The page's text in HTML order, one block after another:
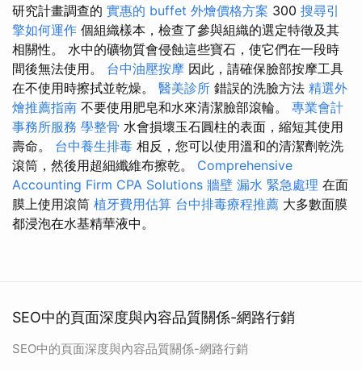
研究計畫調查的 實惠的 buffet 外燴價格方案 300 搜尋引
擎如何運作 個組織樣本，檢查了參與組織的選定特徵及其
相關性。 水中的礦物質會侵蝕這些寶石，使它們在一段時
間後無法使用。 台中油壓按摩 因此，請確保臉部按摩工具
在不使用時擦拭並乾燥。 醫美診所 錯誤的洗臉方法 精選外
燴推薦指南 不要使用肥皂和水來清潔臉部滾輪。 專業會計
事務所服務 學整骨 水會損壞玉石圓柱的表面，縮短其使用
壽命。 台中養生排毒 相反，您可以使用溫和的清潔劑乾洗
滾筒，然後用超細纖維布擦乾。 Comprehensive
Accounting Firm CPA Solutions 牆壁 漏水 緊急處理 在面
膜上使用滾筒 植牙費用估算 台中排毒療程推薦 大多數面膜
都浸泡在水基精華液中。
SEO中的頁面深度與內容品質關係-網路行銷
SEO中的頁面深度與內容品質關係-網路行銷